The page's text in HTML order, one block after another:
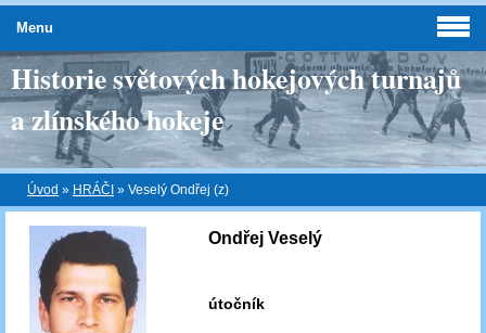
Historie světových hokejových turnajů
a zlínského hokeje
Úvod » HRÁČI » Veselý Ondřej (z)
Ondřej Veselý
útočník
Menu